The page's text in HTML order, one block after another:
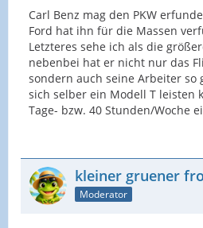
Carl Benz mag den PKW
Ford hat ihn für die Massen
Letzteres sehe ich als die
nebenbei hat er nicht nur das
sondern auch seine Arbeiter so
sich selber ein Modell T leisten
Tage- bzw. 40 Stunden/Woche
kleiner gruener
Moderator